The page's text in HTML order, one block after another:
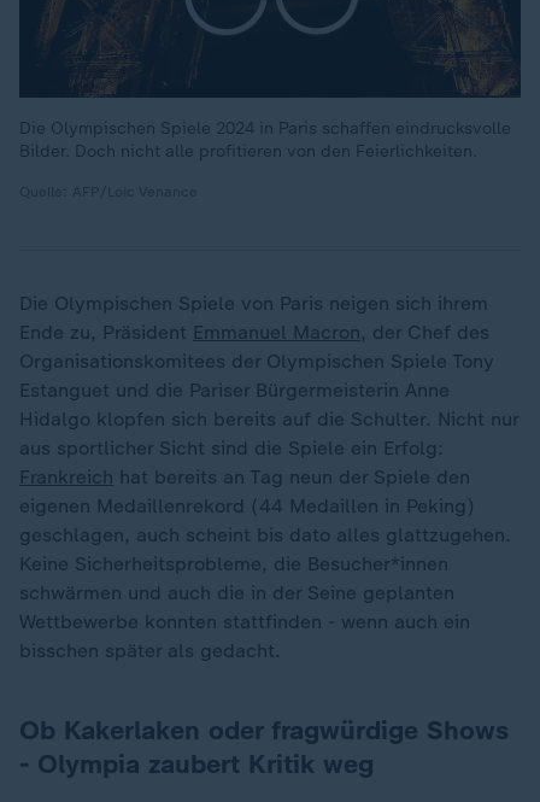
Die Olympischen Spiele 2024 in Paris schaffen eindrucksvolle
Bilder. Doch nicht alle profitieren von den Feierlichkeiten.
Die Olympischen Spiele von Paris neigen sich ihrem
Ende zu, Präsident Emmanuel Macron, der Chef des
Organisationskomitees der Olympischen Spiele Tony
Estanguet und die Pariser Bürgermeisterin Anne
Hidalgo klopfen sich bereits auf die Schulter. Nicht nur
aus sportlicher Sicht sind die Spiele ein Erfolg:
Frankreich hat bereits an Tag neun der Spiele den
eigenen Medaillenrekord (44 Medaillen in Peking)
geschlagen, auch scheint bis dato alles glattzugehen.
Keine Sicherheitsprobleme, die Besucher*innen
schwärmen und auch die in der Seine geplanten
Wettbewerbe konnten stattfinden - wenn auch ein
bisschen später als gedacht.
Ob Kakerlaken oder fragwürdige Shows
- Olympia zaubert Kritik weg